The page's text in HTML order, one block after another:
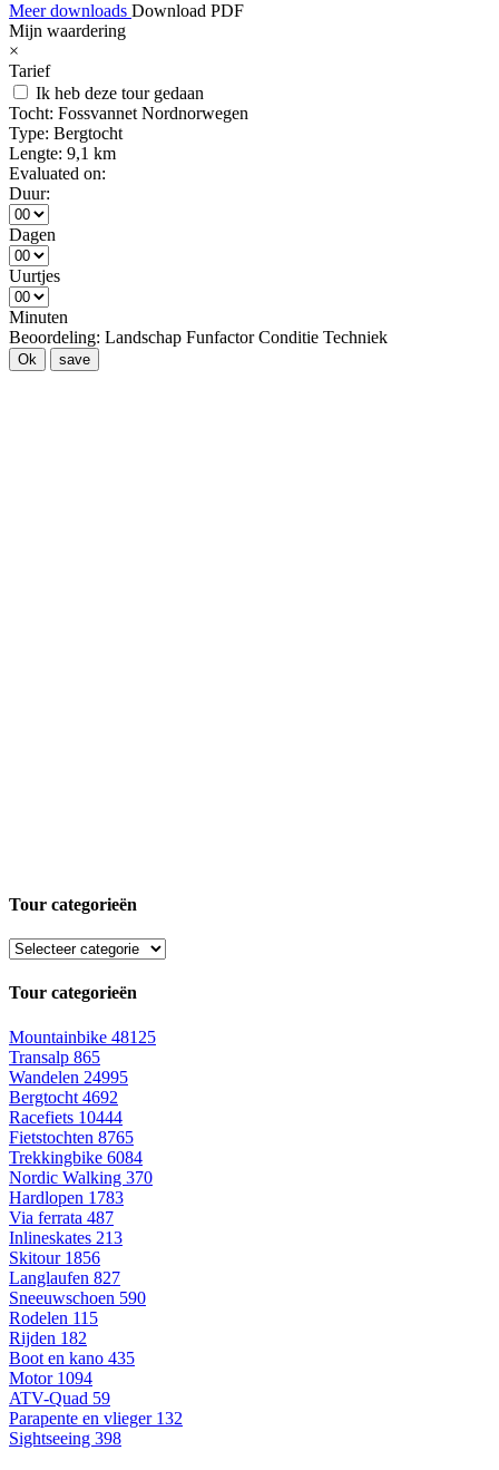
Meer downloads Download PDF
Mijn waardering
×
Tarief
Ik heb deze tour gedaan
Tocht: Fossvannet Nordnorwegen
Type: Bergtocht
Lengte: 9,1 km
Evaluated on:
Duur:
Dagen
Uurtjes
Minuten
Beoordeling: Landschap Funfactor Conditie Techniek
Ok save
Tour categorieën
Tour categorieën
Mountainbike 48125
Transalp 865
Wandelen 24995
Bergtocht 4692
Racefiets 10444
Fietstochten 8765
Trekkingbike 6084
Nordic Walking 370
Hardlopen 1783
Via ferrata 487
Inlineskates 213
Skitour 1856
Langlaufen 827
Sneeuwschoen 590
Rodelen 115
Rijden 182
Boot en kano 435
Motor 1094
ATV-Quad 59
Parapente en vlieger 132
Sightseeing 398